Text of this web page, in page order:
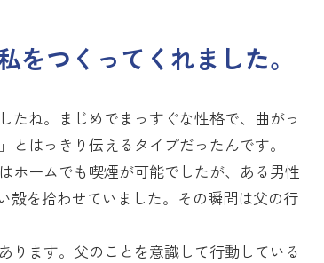
つくってくれました。
たね。まじめでまっすぐな性格で、曲がっ
はっきり伝えるタイプだったんです。
ホームでも喫煙が可能でしたが、ある男性
を拾わせていました。その瞬間は父の行
ります。父のことを意識して行動している